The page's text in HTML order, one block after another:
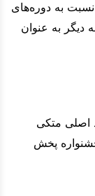
به دوره‌های
به عنوان
اصلی متکی
پخش